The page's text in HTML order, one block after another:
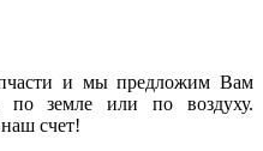
и мы предложим Вам
по земле или по воздуху.
счет!